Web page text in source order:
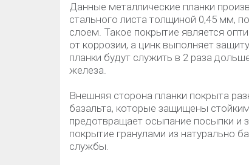
Данные металлические планки
стального листа толщиной 0,45 мм,
слоем. Такое покрытие является
от коррозии, а цинк выполняет
планки будут служить в 2 раза
железа.
Внешняя сторона планки покрыта
базальта, которые защищены
предотвращает осыпание посыпки и
покрытие гранулами из натурально
службы.